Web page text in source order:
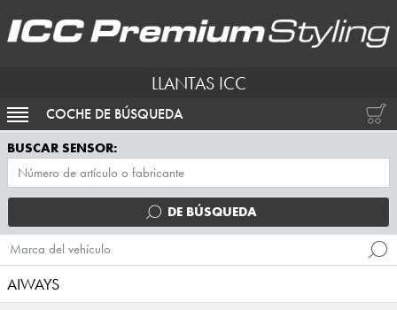
LLANTAS ICC
ACTIVAR NAVEGACIÓN
COCHE DE BÚSQUEDA
BUSCAR SENSOR:
DE BÚSQUEDA
Marca del vehículo
AIWAYS